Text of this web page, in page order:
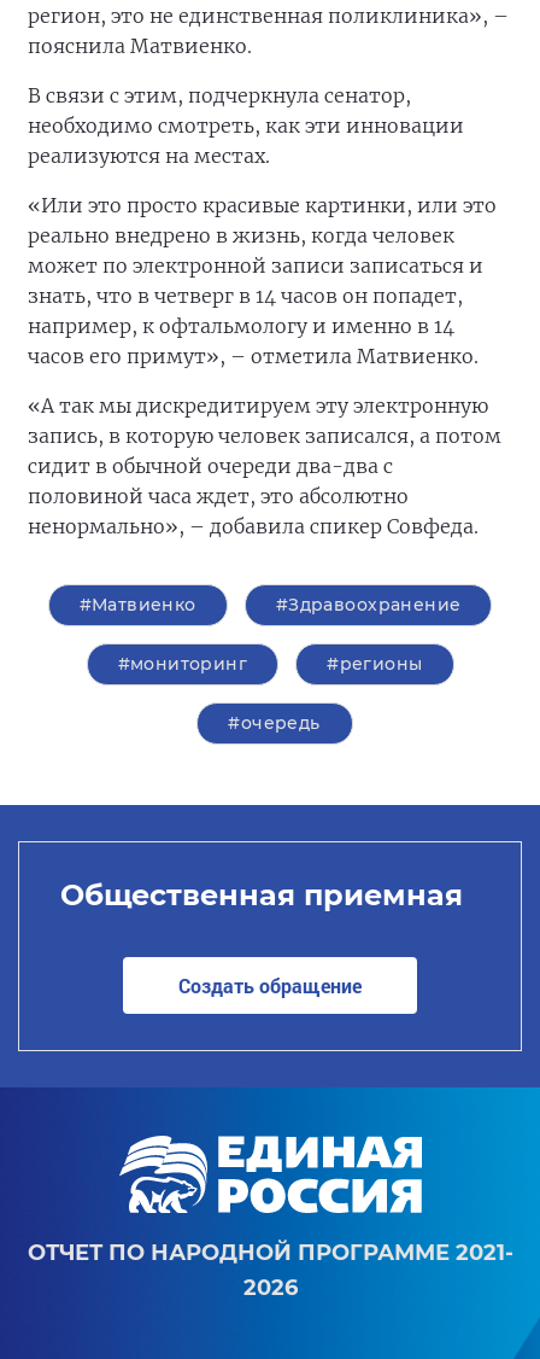
регион, это не единственная поликлиника», –
пояснила Матвиенко.
В связи с этим, подчеркнула сенатор,
необходимо смотреть, как эти инновации
реализуются на местах.
«Или это просто красивые картинки, или это
реально внедрено в жизнь, когда человек
может по электронной записи записаться и
знать, что в четверг в 14 часов он попадет,
например, к офтальмологу и именно в 14
часов его примут», – отметила Матвиенко.
«А так мы дискредитируем эту электронную
запись, в которую человек записался, а потом
сидит в обычной очереди два-два с
половиной часа ждет, это абсолютно
ненормально», – добавила спикер Совфеда.
#Матвиенко #Здравоохранение
#мониторинг #регионы
#очередь
Общественная приемная
Создать обращение
ОТЧЕТ ПО НАРОДНОЙ ПРОГРАММЕ 2021-
2026